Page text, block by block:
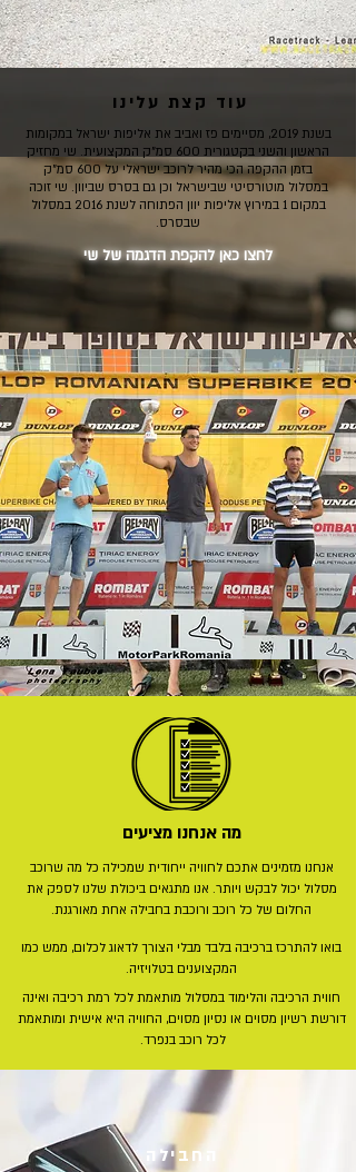
עוד קצת עלינו
בשנת 2019, מסיימים פז ואביב את אליפות ישראל במקומות
הראשון והשני בקטגורית 600 סמ"ק המקצועית. שי מחזיק
בזמן ההקפה הכי מהיר לרוכב ישראלי על 600 סמ"ק
במסלול מוטורסיטי שבישראל וכן גם בסרס שביוון. שי זוכה
במקום 1 במירוץ אליפות יוון הפתוחה לשנת 2016 במסלול
שבסרס.
לחצו כאן להקפת הדגמה של שי
מה אנחנו מציעים
אנחנו מזמינים אתכם לחוויה ייחודית שמכילה כל מה שרוכב
מסלול יכול לבקש ויותר. אנו מתגאים ביכולת שלנו לספק את
החלום של כל רוכב ורוכבת בחבילה אחת מאורגנת.
בואו להתרכז ברכיבה בלבד מבלי הצורך לדאוג לכלום, ממש כמו
המקצוענים בטלויזיה.
חווית הרכיבה והלימוד במסלול מותאמת לכל רמת רכיבה ואינה
דורשת רשיון מסוים או נסיון מסוים, החוויה היא אישית ומותאמת
לכל רוכב בנפרד.
החבילה